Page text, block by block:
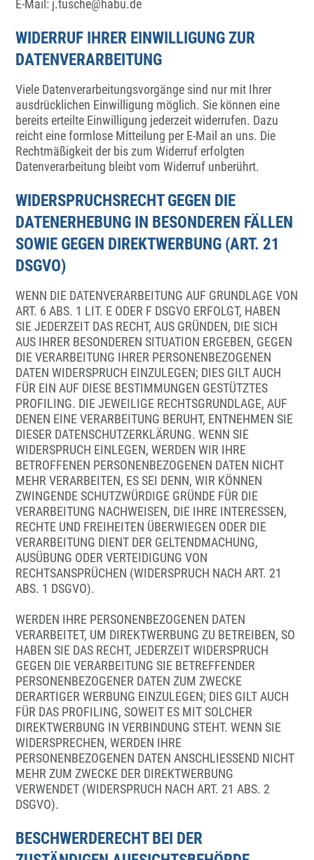
E-Mail: j.tusche@habu.de
WIDERRUF IHRER EINWILLIGUNG ZUR
DATENVERARBEITUNG
Viele Datenverarbeitungsvorgänge sind nur mit Ihrer
ausdrücklichen Einwilligung möglich. Sie können eine
bereits erteilte Einwilligung jederzeit widerrufen. Dazu
reicht eine formlose Mitteilung per E-Mail an uns. Die
Rechtmäßigkeit der bis zum Widerruf erfolgten
Datenverarbeitung bleibt vom Widerruf unberührt.
WIDERSPRUCHSRECHT GEGEN DIE
DATENERHEBUNG IN BESONDEREN FÄLLEN
SOWIE GEGEN DIREKTWERBUNG (ART. 21
DSGVO)
WENN DIE DATENVERARBEITUNG AUF GRUNDLAGE VON
ART. 6 ABS. 1 LIT. E ODER F DSGVO ERFOLGT, HABEN
SIE JEDERZEIT DAS RECHT, AUS GRÜNDEN, DIE SICH
AUS IHRER BESONDEREN SITUATION ERGEBEN, GEGEN
DIE VERARBEITUNG IHRER PERSONENBEZOGENEN
DATEN WIDERSPRUCH EINZULEGEN; DIES GILT AUCH
FÜR EIN AUF DIESE BESTIMMUNGEN GESTÜTZTES
PROFILING. DIE JEWEILIGE RECHTSGRUNDLAGE, AUF
DENEN EINE VERARBEITUNG BERUHT, ENTNEHMEN SIE
DIESER DATENSCHUTZERKLÄRUNG. WENN SIE
WIDERSPRUCH EINLEGEN, WERDEN WIR IHRE
BETROFFENEN PERSONENBEZOGENEN DATEN NICHT
MEHR VERARBEITEN, ES SEI DENN, WIR KÖNNEN
ZWINGENDE SCHUTZWÜRDIGE GRÜNDE FÜR DIE
VERARBEITUNG NACHWEISEN, DIE IHRE INTERESSEN,
RECHTE UND FREIHEITEN ÜBERWIEGEN ODER DIE
VERARBEITUNG DIENT DER GELTENDMACHUNG,
AUSÜBUNG ODER VERTEIDIGUNG VON
RECHTSANSPRÜCHEN (WIDERSPRUCH NACH ART. 21
ABS. 1 DSGVO).
WERDEN IHRE PERSONENBEZOGENEN DATEN
VERARBEITET, UM DIREKTWERBUNG ZU BETREIBEN, SO
HABEN SIE DAS RECHT, JEDERZEIT WIDERSPRUCH
GEGEN DIE VERARBEITUNG SIE BETREFFENDER
PERSONENBEZOGENER DATEN ZUM ZWECKE
DERARTIGER WERBUNG EINZULEGEN; DIES GILT AUCH
FÜR DAS PROFILING, SOWEIT ES MIT SOLCHER
DIREKTWERBUNG IN VERBINDUNG STEHT. WENN SIE
WIDERSPRECHEN, WERDEN IHRE
PERSONENBEZOGENEN DATEN ANSCHLIESSEND NICHT
MEHR ZUM ZWECKE DER DIREKTWERBUNG
VERWENDET (WIDERSPRUCH NACH ART. 21 ABS. 2
DSGVO).
BESCHWERDERECHT BEI DER